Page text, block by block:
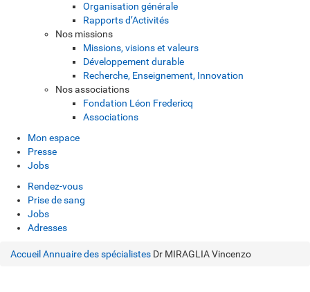
Organisation générale
Rapports d’Activités
Nos missions
Missions, visions et valeurs
Développement durable
Recherche, Enseignement, Innovation
Nos associations
Fondation Léon Fredericq
Associations
Mon espace
Presse
Jobs
Rendez-vous
Prise de sang
Jobs
Adresses
Accueil Annuaire des spécialistes Dr MIRAGLIA Vincenzo